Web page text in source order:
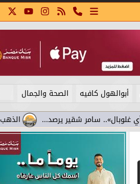
أبوالهول كافيه
الصحة والجمال
الذهب يقفز 4.4% مع تراجع عوائد السندات.. سامر شقير يقرأ تحولات الاستثمار...